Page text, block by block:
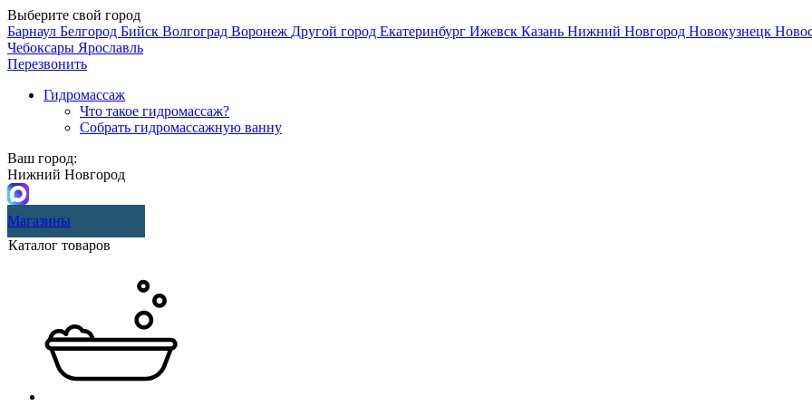
Выберите свой город
Барнаул Белгород Бийск Волгоград Воронеж Другой город Екатеринбург Ижевск Казань Нижний Новгород Новокузнецк
Чебоксары Ярославль
Перезвонить
Гидромассаж
Что такое гидромассаж?
Собрать гидромассажную ванну
Ваш город:
Нижний Новгород
Магазины
Каталог товаров